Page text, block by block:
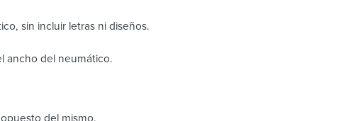
sin incluir letras ni diseños.
ancho del neumático.
del mismo.